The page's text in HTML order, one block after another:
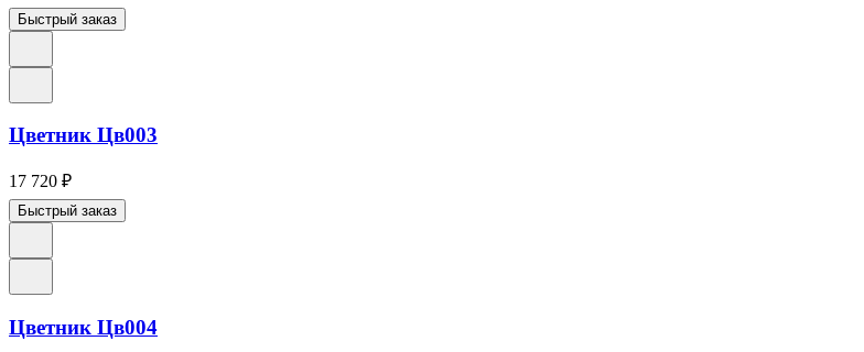
Быстрый заказ
Цветник Цв003
17 720 ₽
Быстрый заказ
Цветник Цв004